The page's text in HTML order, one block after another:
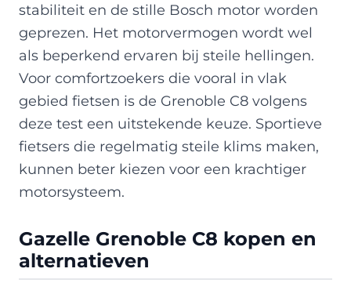
stabiliteit en de stille Bosch motor worden
geprezen. Het motorvermogen wordt wel
als beperkend ervaren bij steile hellingen.
Voor comfortzoekers die vooral in vlak
gebied fietsen is de Grenoble C8 volgens
deze test een uitstekende keuze. Sportieve
fietsers die regelmatig steile klims maken,
kunnen beter kiezen voor een krachtiger
motorsysteem.
Gazelle Grenoble C8 kopen en
alternatieven